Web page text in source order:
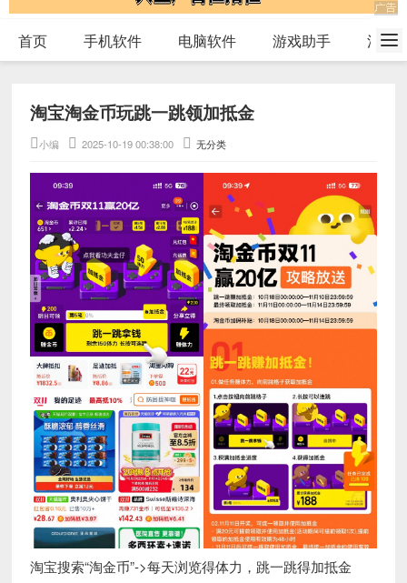
首页 手机软件 电脑软件 游戏助手 活动
淘宝淘金币玩跳一跳领加抵金
小编 2025-10-19 00:38:00 无分类
淘宝搜索“淘金币”->每天浏览得体力，跳一跳得加抵金